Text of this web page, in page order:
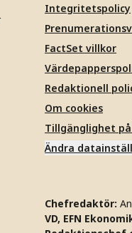
Integritetspolicy
FactSet villkor
Redaktionell
Om cookies
Tillgänglighet på
Ändra
Chefredaktör:
VD, EFN